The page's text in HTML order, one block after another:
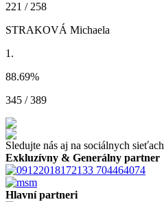
221 / 258
STRAKOVÁ Michaela
1.
88.69%
345 / 389
Sledujte nás aj na sociálnych sieťach
Exkluzívny & Generálny partner
Hlavní partneri